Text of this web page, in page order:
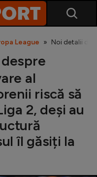
League Noi detalii
al
riscă să
2, deși au
îl găsiți la